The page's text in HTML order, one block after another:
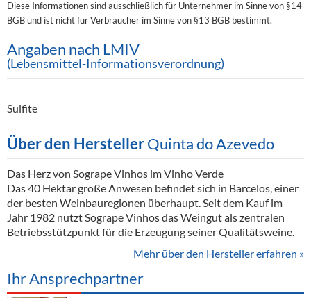
Diese Informationen sind ausschließlich für Unternehmer im Sinne von §14
BGB und ist nicht für Verbraucher im Sinne von §13 BGB bestimmt.
Angaben nach LMIV
(Lebensmittel-Informationsverordnung)
Sulfite
Über den HerstellerQuinta do Azevedo
Das Herz von Sogrape Vinhos im Vinho Verde
Das 40 Hektar große Anwesen befindet sich in Barcelos, einer
der besten Weinbauregionen überhaupt. Seit dem Kauf im
Jahr 1982 nutzt Sogrape Vinhos das Weingut als zentralen
Betriebsstützpunkt für die Erzeugung seiner Qualitätsweine.
Mehr über den Hersteller erfahren »
Ihr Ansprechpartner